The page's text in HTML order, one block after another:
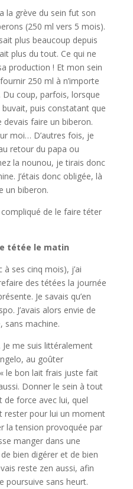
la grève du sein fut son
(250 ml vers 5 mois).
plus beaucoup depuis
plus du tout. Ce qui ne
production ! Et mon sein
250 ml à n’importe
coup, parfois, lorsque
puis constatant que
devais faire un biberon.
moi… D’autres fois, je
retour du papa ou
la nounou, je tirais donc
J’étais donc obligée, là
un biberon.
compliqué de le faire téter
tétée le matin
ses cinq mois), j’ai
des tétées la journée
Je savais qu’en
J’avais alors envie de
sans machine.
me suis littéralement
au goûter
le bon lait frais juste fait
Donner le sein à tout
de force avec lui, quel
rester pour lui un moment
la tension provoquée par
manger dans une
bien digérer et de bien
reste zen aussi, afin
poursuive sans heurt.